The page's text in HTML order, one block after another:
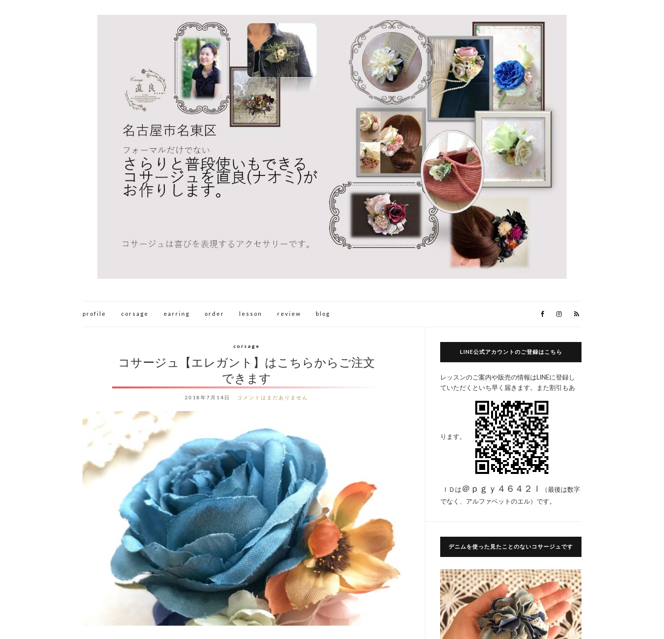
profile corsage earring order lesson review blog
corsage
コサージュ【エレガント】はこちらからご注文
できます
2018年7月14日 コメントはまだありません
LINE公式アカウントのご登録はこちら
レッスンのご案内や販売の情報はLINEに登録し
ていただくといち早く届きます。また割引もあ
ります。
ＩＤは ＠ｐｇｙ４６４２ｌ
（最後は数字
でなく、アルファベットのエル）です。
デニムを使った見たことのないコサージュです